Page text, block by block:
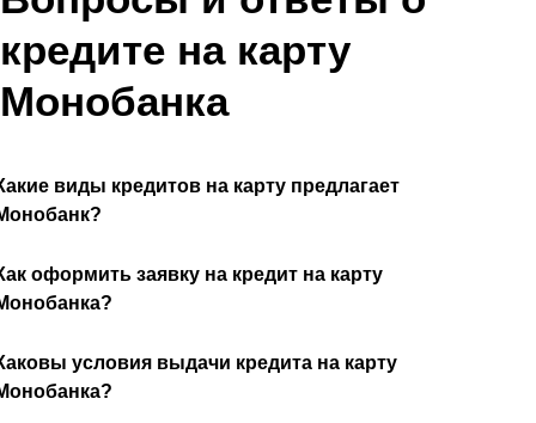
кредите на карту
Монобанка
виды кредитов на карту предлагает
оформить заявку на кредит на карту
условия выдачи кредита на карту